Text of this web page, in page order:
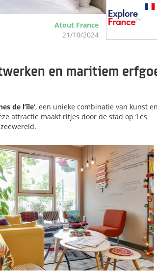
Atout France
21/10/2024
en maritiem
de l’île’, een unieke combinatie van kunst en
attractie maakt ritjes door de stad op ‘Les